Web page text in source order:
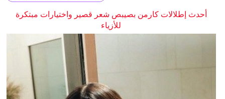
أحدث إطلالات كارمن بصيبص شعر قصير واختيارات مبتكرة
للأزياء